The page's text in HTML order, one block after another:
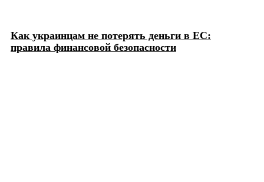
Как украинцам не потерять деньги в ЕС:
правила финансовой безопасности